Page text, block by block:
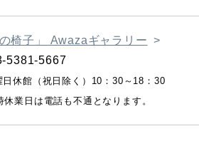
の椅子」 Awazaギャラリー
5381-5667
休館（祝日除く）10：30～18：30
業日は電話も不通となります。